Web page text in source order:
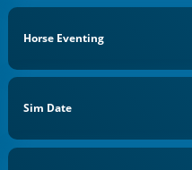
Horse Eventing
Sim Date